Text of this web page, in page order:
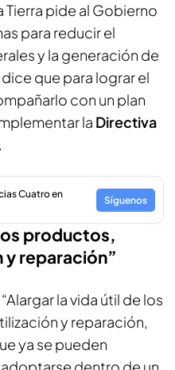
Tierra pide al Gobierno
para reducir el
y la generación de
que para lograr el
con un plan
la Directiva
.
Cuatro en
Síguenos
productos,
reparación”
la vida útil de los
y reparación,
ya se pueden